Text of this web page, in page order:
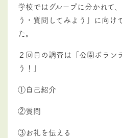
学校ではグループに分かれて
う・質問してみよう」に向け
た。
２回目の調査は「公園ボラン
う！」
①自己紹介
②質問
③お礼を伝える